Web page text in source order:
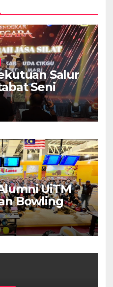
Salur
Seni
Diri, Usaha
UiTM
Bowling
28 pasukan